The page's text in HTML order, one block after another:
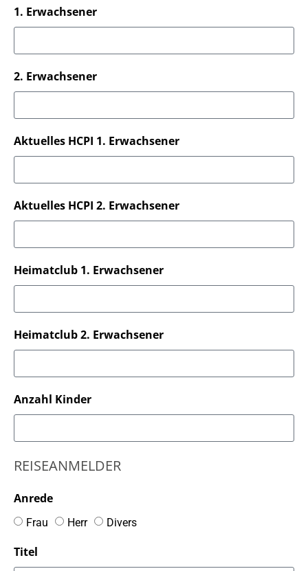
1. Erwachsener
2. Erwachsener
Aktuelles HCPI 1. Erwachsener
Aktuelles HCPI 2. Erwachsener
Heimatclub 1. Erwachsener
Heimatclub 2. Erwachsener
Anzahl Kinder
REISEANMELDER
Anrede
Frau Herr Divers
Titel